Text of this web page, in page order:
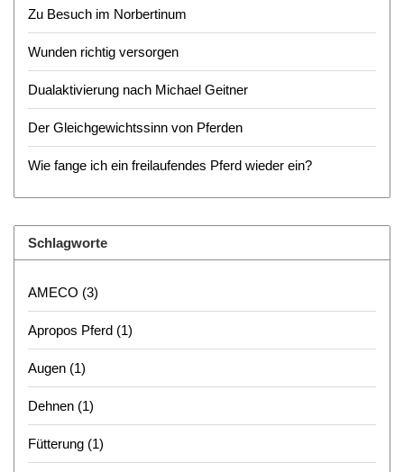
Zu Besuch im Norbertinum
Wunden richtig versorgen
Dualaktivierung nach Michael Geitner
Der Gleichgewichtssinn von Pferden
Wie fange ich ein freilaufendes Pferd wieder ein?
Schlagworte
AMECO (3)
Apropos Pferd (1)
Augen (1)
Dehnen (1)
Fütterung (1)